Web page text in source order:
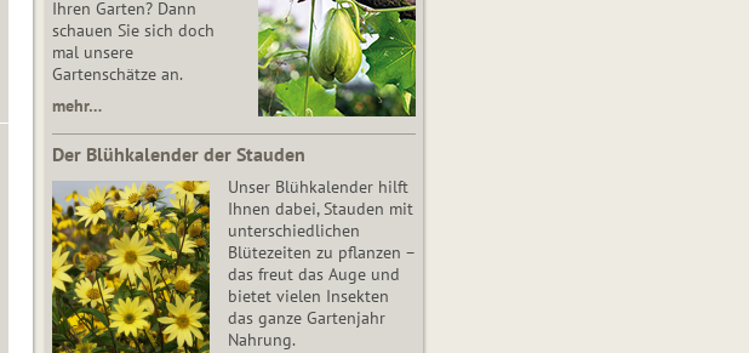
Ihren Garten? Dann
schauen Sie sich doch
mal unsere
Gartenschätze an.
mehr…
Der Blühkalender der Stauden
Unser Blühkalender hilft
Ihnen dabei, Stauden mit
unterschiedlichen
Blütezeiten zu pflanzen –
das freut das Auge und
bietet vielen Insekten
das ganze Gartenjahr
Nahrung.